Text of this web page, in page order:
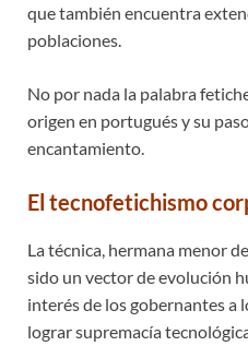
que también encuentra
poblaciones.
No por nada la palabra
origen en portugués y su
encantamiento.
El tecnofetichismo
La técnica, hermana menor
sido un vector de evolución
interés de los gobernantes a
lograr supremacía